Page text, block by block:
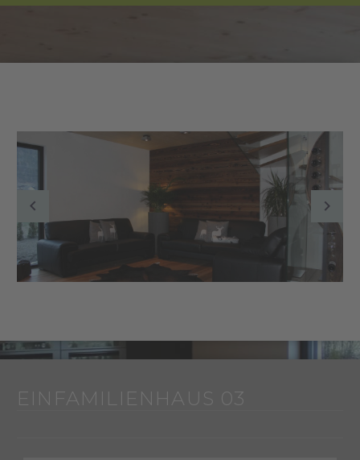
EINFAMILIENHAUS 03